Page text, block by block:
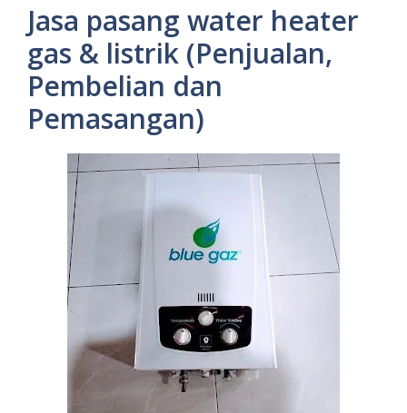
Jasa pasang water heater
gas & listrik (Penjualan,
Pembelian dan
Pemasangan)